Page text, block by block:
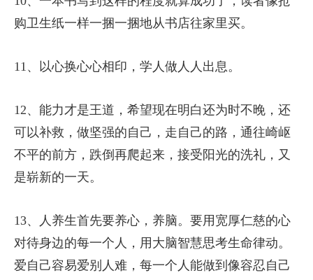
购卫生纸一样一捆一捆地从书店往家里买。
11、以心换心心相印，学人做人人出息。
12、能力才是王道，希望现在明白还为时不晚，还
可以补救，做坚强的自己，走自己的路，通往崎岖
不平的前方，跌倒再爬起来，接受阳光的洗礼，又
是崭新的一天。
13、人养生首先要养心，养脑。要用宽厚仁慈的心
对待身边的每一个人，用大脑智慧思考生命律动。
爱自己容易爱别人难，每一个人能做到像容忍自己